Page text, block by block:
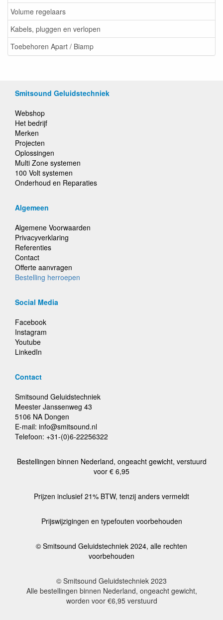
Volume regelaars
Kabels, pluggen en verlopen
Toebehoren Apart / Biamp
Smitsound Geluidstechniek
Webshop
Het bedrijf
Merken
Projecten
Oplossingen
Multi Zone systemen
100 Volt systemen
Onderhoud en Reparaties
Algemeen
Algemene Voorwaarden
Privacyverklaring
Referenties
Contact
Offerte aanvragen
Bestelling herroepen
Social Media
Facebook
Instagram
Youtube
LinkedIn
Contact
Smitsound Geluidstechniek
Meester Janssenweg 43
5106 NA Dongen
E-mail: info@smitsound.nl
Telefoon: +31-(0)6-22256322
Bestellingen binnen Nederland, ongeacht gewicht, verstuurd
voor € 6,95
Prijzen inclusief 21% BTW, tenzij anders vermeldt
Prijswijzigingen en typefouten voorbehouden
© Smitsound Geluidstechniek 2024, alle rechten
voorbehouden
© Smitsound Geluidstechniek 2023
Alle bestellingen binnen Nederland, ongeacht gewicht,
worden voor €6,95 verstuurd